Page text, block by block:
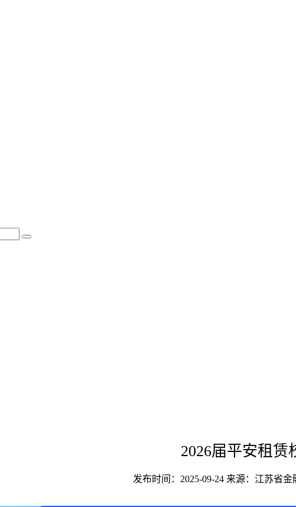
2026届平安租赁
发布时间：2025-09-24 来源：江苏省金